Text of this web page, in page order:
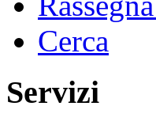
Cerca
Servizi